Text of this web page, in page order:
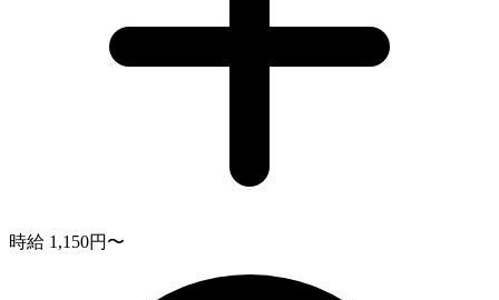
時給 1,150円〜